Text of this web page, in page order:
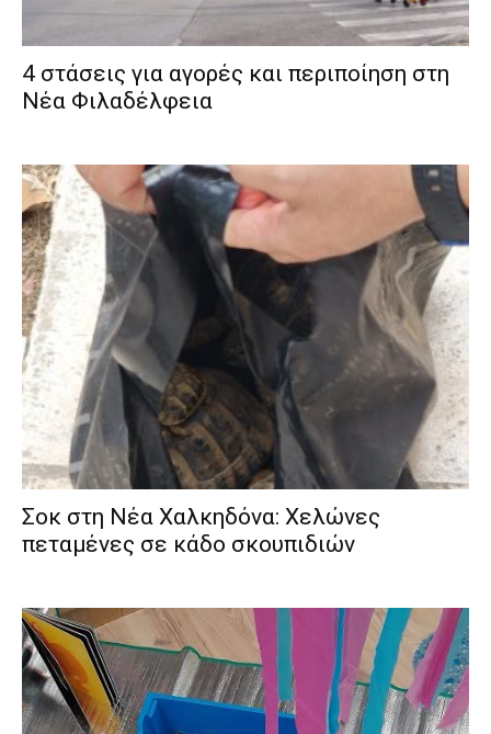
4 στάσεις για αγορές και περιποίηση στη
Νέα Φιλαδέλφεια
Σοκ στη Νέα Χαλκηδόνα: Χελώνες
πεταμένες σε κάδο σκουπιδιών